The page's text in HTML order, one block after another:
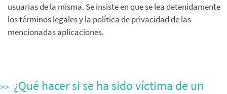
usuarias de la misma. Se insiste en que se lea detenidamente
los términos legales y la política de privacidad de las
mencionadas aplicaciones.
¿Qué hacer si se ha sido víctima de un